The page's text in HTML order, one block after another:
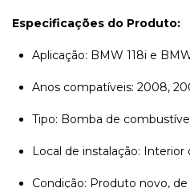
Especificações do Produto:
Aplicação: BMW 118i e
Anos compatíveis: 2008,
Tipo: Bomba de
Local de instalação:
Condição: Produto novo,